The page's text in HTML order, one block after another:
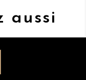
aussi